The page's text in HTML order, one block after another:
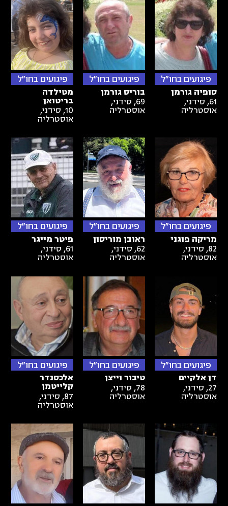
פיגועים בחו"ל
סופיה גורמן
61
, סידני,
אוסטרליה
פיגועים בחו"ל
בוריס גורמן
69
, סידני,
אוסטרליה
פיגועים בחו"ל
מטילדה
בריטואן
10
, סידני,
אוסטרליה
פיגועים בחו"ל
מריקה פוגני
82
, סידני,
אוסטרליה
פיגועים בחו"ל
ראובן מוריסון
62
, סידני,
אוסטרליה
פיגועים בחו"ל
פיטר מייגר
61
, סידני,
אוסטרליה
פיגועים בחו"ל
דן אלקיים
27
, סידני,
אוסטרליה
פיגועים בחו"ל
טיבור וייצן
78
, סידני,
אוסטרליה
פיגועים בחו"ל
אלכסנדר
קלייטמן
87
, סידני,
אוסטרליה